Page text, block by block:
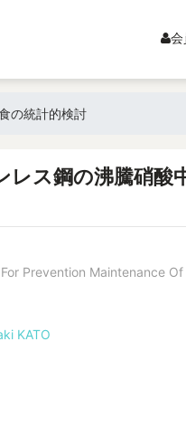
会
の統計的検討
レス鋼の沸騰硝酸
Prevention Maintenance Of
KATO